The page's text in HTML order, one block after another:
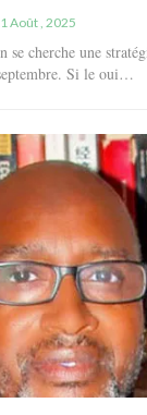
Août , 2025
cherche une
Si le oui…